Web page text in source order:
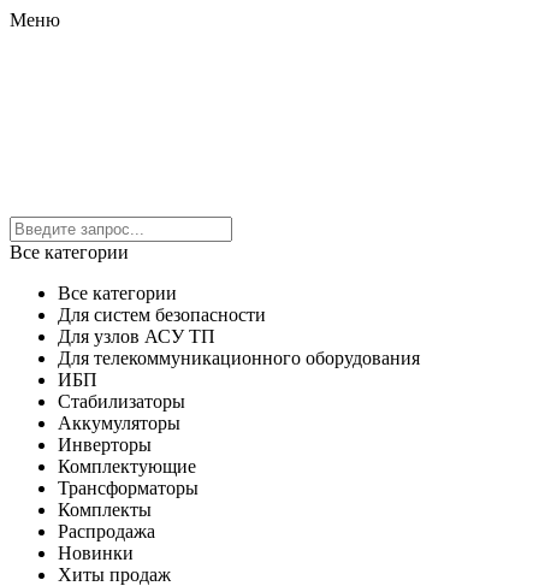
Меню
Все категории
Все категории
Для систем безопасности
Для узлов АСУ ТП
Для телекоммуникационного оборудования
ИБП
Стабилизаторы
Аккумуляторы
Инверторы
Комплектующие
Трансформаторы
Комплекты
Распродажа
Новинки
Хиты продаж